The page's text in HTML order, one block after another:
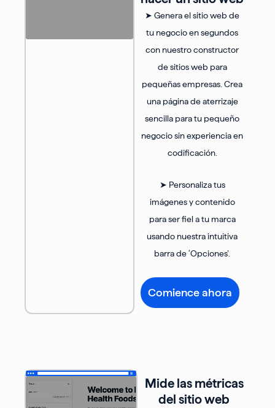
➤ Genera el sitio web de
tu negocio en segundos
con nuestro constructor
de sitios web para
pequeñas empresas. Crea
una página de aterrizaje
sencilla para tu pequeño
negocio sin experiencia en
codificación.
➤ Personaliza tus
imágenes y contenido
para ser fiel a tu marca
usando nuestra intuitiva
barra de ‘Opciones’.
Comience ahora
Mide las métricas
del sitio web